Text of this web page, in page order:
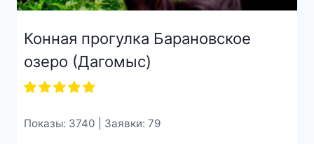
Конная прогулка Барановское
озеро (Дагомыс)
Показы: 3740 | Заявки: 79